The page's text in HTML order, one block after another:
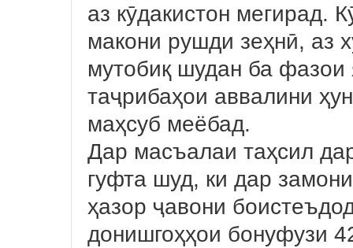
аз кӯдакистон мегирад.
макони рушди зеҳнӣ, аз
мутобиқ шудан ба фазои
таҷрибаҳои аввалини
маҳсуб меёбад.
Дар масъалаи таҳсил
гуфта шуд, ки дар
ҳазор ҷавони
донишгоҳҳои бонуфузи